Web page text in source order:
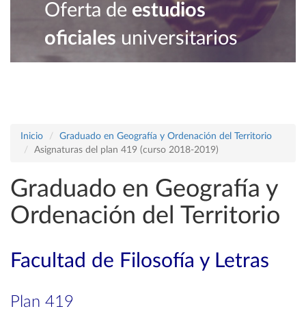
Oferta de estudios
oficiales universitarios
Inicio
Graduado en Geografía y Ordenación del Territorio
Asignaturas del plan 419 (curso 2018-2019)
Graduado en Geografía y
Ordenación del Territorio
Facultad de Filosofía y Letras
Plan 419